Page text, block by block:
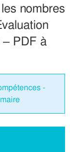
nombres
PDF à
-